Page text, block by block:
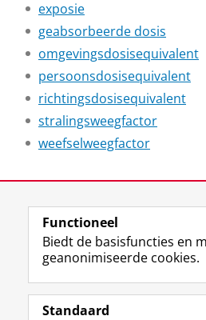
exposie
geabsorbeerde dosis
omgevingsdosisequivalent
persoonsdosisequivalent
richtingsdosisequivalent
stralingsweegfactor
weefselweegfactor
View this page in:English
Volg de RUG
F
a
Functioneel
Biedt de basisfuncties en
geanonimiseerde cookies.
Standaard